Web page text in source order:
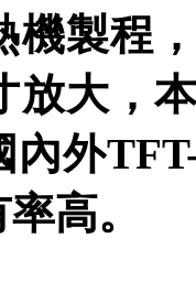
機製程
放大，
內外
高。